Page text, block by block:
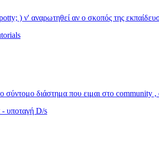
) ν' αναρωτηθεί αν ο σκοπός της
διάστημα που ειμαι στο community ,
- υποταγή D/s